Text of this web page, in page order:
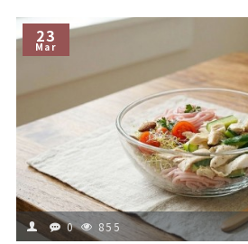
23
Mar
0 855